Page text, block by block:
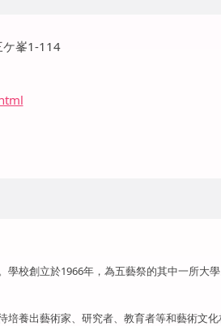
峯1-114
校創立於1966年，為五藝祭的其中一所大學
養出藝術家、研究者、教育者等和藝術文化